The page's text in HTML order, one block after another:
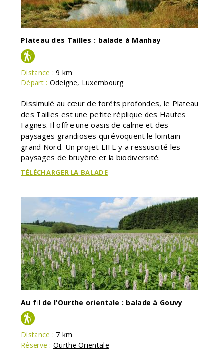
Plateau des Tailles : balade à Manhay
Distance : 9 km
Départ : Odeigne, Luxembourg
Dissimulé au cœur de forêts profondes, le Plateau
des Tailles est une petite réplique des Hautes
Fagnes. Il offre une oasis de calme et des
paysages grandioses qui évoquent le lointain
grand Nord. Un projet LIFE y a ressuscité les
paysages de bruyère et la biodiversité.
TÉLÉCHARGER LA BALADE
Au fil de l’Ourthe orientale : balade à Gouvy
Distance : 7 km
Réserve : Ourthe Orientale